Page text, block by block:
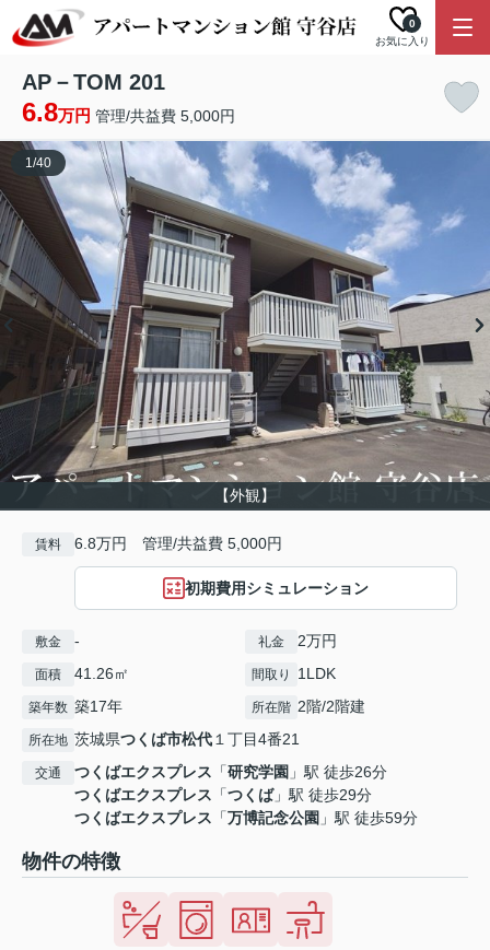
お気に入り
0
AP－TOM 201
6.8万円 管理/共益費 5,000円
【外観】
1/40
賃料 6.8万円 管理/共益費 5,000円
初期費用シミュレーション
敷金 - 礼金 2万円
面積 41.26㎡ 間取り 1LDK
築年数 築17年 所在階 2階/2階建
所在地 茨城県つくば市松代１丁目4番21
交通 つくばエクスプレス 「研究学園 」駅 徒歩26分
つくばエクスプレス 「つくば」駅 徒歩29分
つくばエクスプレス 「万博記念公園 」駅 徒歩59分
物件の特徴